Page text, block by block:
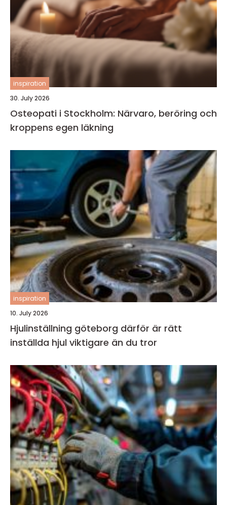
inspiration
30. July 2026
Osteopati i Stockholm: Närvaro, beröring och
kroppens egen läkning
inspiration
10. July 2026
Hjulinställning göteborg därför är rätt
inställda hjul viktigare än du tror